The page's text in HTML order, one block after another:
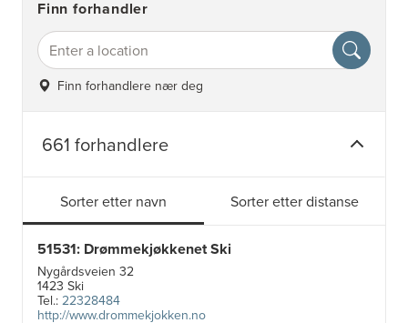
Finn forhandler
Finn forhandlere nær deg
661 forhandlere
Sorter etter navn Sorter etter distanse
51531: Drømmekjøkkenet Ski
Nygårdsveien 32
1423 Ski
Tel.: 22328484
http://www.drommekjokken.no